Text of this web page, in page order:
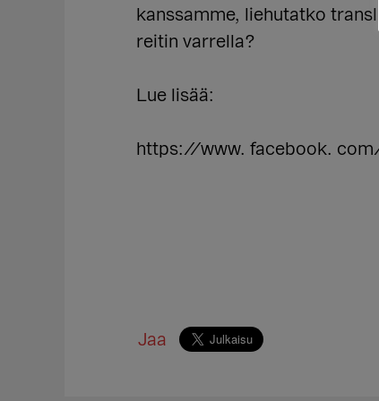
kanssamme, liehutatko
reitin varrella?
Lue lisää:
https://www. facebook.
Jaa